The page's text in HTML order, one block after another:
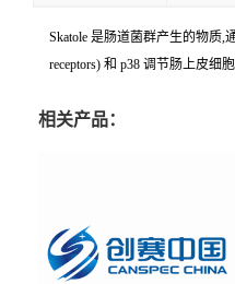
Skatole 是肠道菌群产生的物质,
receptors) 和 p38 调节肠上皮细胞
相关产品：